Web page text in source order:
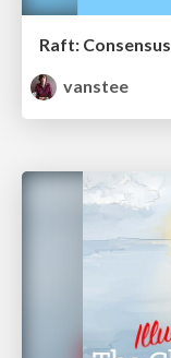
Raft:
vanstee